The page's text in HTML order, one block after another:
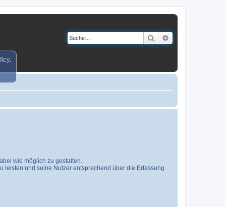
Suche
wie möglich zu gestalten.
leisten und seine Nutzer entsprechend über die Erfassung